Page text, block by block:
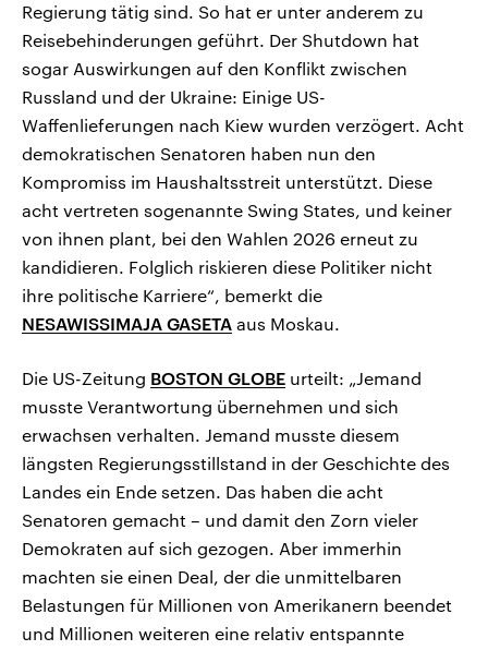
Regierung tätig sind. So hat er unter anderem zu
Reisebehinderungen geführt. Der Shutdown hat
sogar Auswirkungen auf den Konflikt zwischen
Russland und der Ukraine: Einige US-
Waffenlieferungen nach Kiew wurden verzögert. Acht
demokratischen Senatoren haben nun den
Kompromiss im Haushaltsstreit unterstützt. Diese
acht vertreten sogenannte Swing States, und keiner
von ihnen plant, bei den Wahlen 2026 erneut zu
kandidieren. Folglich riskieren diese Politiker nicht
ihre politische Karriere“, bemerkt die
NESAWISSIMAJA GASETA aus Moskau.
Die US-Zeitung BOSTON GLOBE urteilt: „Jemand
musste Verantwortung übernehmen und sich
erwachsen verhalten. Jemand musste diesem
längsten Regierungsstillstand in der Geschichte des
Landes ein Ende setzen. Das haben die acht
Senatoren gemacht – und damit den Zorn vieler
Demokraten auf sich gezogen. Aber immerhin
machten sie einen Deal, der die unmittelbaren
Belastungen für Millionen von Amerikanern beendet
und Millionen weiteren eine relativ entspannte